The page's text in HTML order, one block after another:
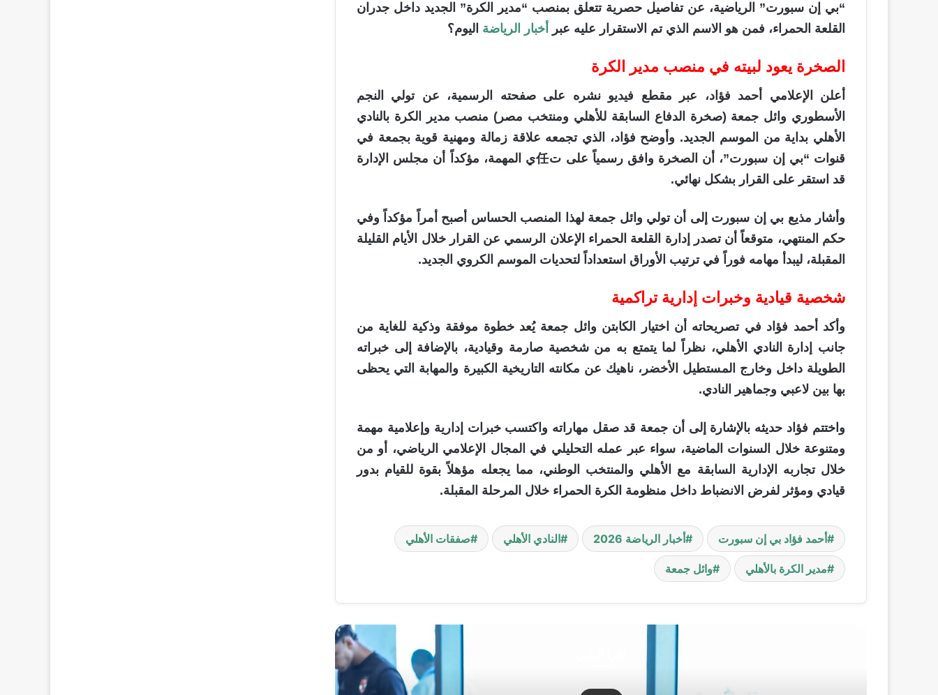
“بي إن سبورت” الرياضية، عن تفاصيل حصرية تتعلق بمنصب “مدير الكرة” الجديد داخل جدران
القلعة الحمراء، فمن هو الاسم الذي تم الاستقرار عليه عبر
أخبار الرياضة اليوم؟
الصخرة يعود لبيته في منصب مدير الكرة
أعلن الإعلامي أحمد فؤاد، عبر مقطع فيديو نشره على صفحته الرسمية، عن تولي النجم
الأسطوري وائل جمعة (صخرة الدفاع السابقة للأهلي ومنتخب مصر) منصب مدير الكرة بالنادي
الأهلي بداية من الموسم الجديد. وأوضح فؤاد، الذي تجمعه علاقة زمالة ومهنية قوية بجمعة في
قنوات “بي إن سبورت”، أن الصخرة وافق رسمياً على ت任ي المهمة، مؤكداً أن مجلس الإدارة
قد استقر على القرار بشكل نهائي.
وأشار مذيع بي إن سبورت إلى أن تولي وائل جمعة لهذا المنصب الحساس أصبح أمراً مؤكداً وفي
حكم المنتهي، متوقعاً أن تصدر إدارة القلعة الحمراء الإعلان الرسمي عن القرار خلال الأيام القليلة
المقبلة، ليبدأ مهامه فوراً في ترتيب الأوراق استعداداً لتحديات الموسم الكروي الجديد.
شخصية قيادية وخبرات إدارية تراكمية
وأكد أحمد فؤاد في تصريحاته أن اختيار الكابتن وائل جمعة يُعد خطوة موفقة وذكية للغاية من
جانب إدارة النادي الأهلي، نظراً لما يتمتع به من شخصية صارمة وقيادية، بالإضافة إلى خبراته
الطويلة داخل وخارج المستطيل الأخضر، ناهيك عن مكانته التاريخية الكبيرة والمهابة التي يحظى
بها بين لاعبي وجماهير النادي.
واختتم فؤاد حديثه بالإشارة إلى أن جمعة قد صقل مهاراته واكتسب خبرات إدارية وإعلامية مهمة
ومتنوعة خلال السنوات الماضية، سواء عبر عمله التحليلي في المجال الإعلامي الرياضي، أو من
خلال تجاربه الإدارية السابقة مع الأهلي والمنتخب الوطني، مما يجعله مؤهلاً بقوة للقيام بدور
قيادي ومؤثر لفرض الانضباط داخل منظومة الكرة الحمراء خلال المرحلة المقبلة.
أحمد فؤاد بي إن سبورت أخبار الرياضة 2026 النادي الأهلي صفقات الأهلي
مدير الكرة بالأهلي وائل جمعة